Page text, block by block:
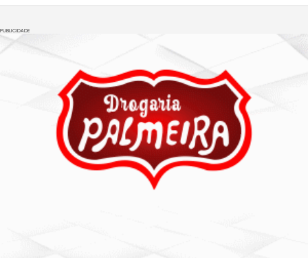
PUBLICIDADE